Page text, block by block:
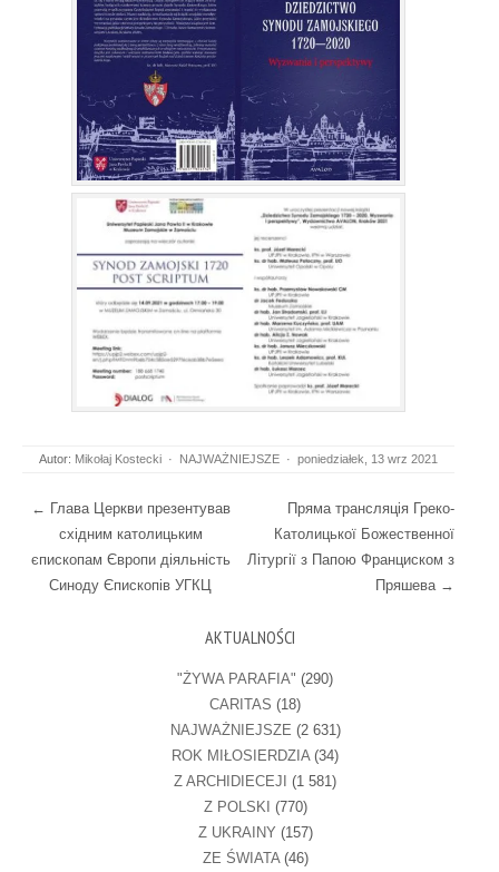
Autor: Mikołaj Kostecki · NAJWAŻNIEJSZE · poniedziałek, 13 wrz 2021
Post navigation
← Глава Церкви презентував
східним католицьким
єпископам Європи діяльність
Синоду Єпископів УГКЦ
Пряма трансляція Греко-
Католицької Божественної
Літургії з Папою Франциском з
Пряшева →
AKTUALNOŚCI
"ŻYWA PARAFIA" (290)
CARITAS (18)
NAJWAŻNIEJSZE (2 631)
ROK MIŁOSIERDZIA(34)
Z ARCHIDIECEJI (1 581)
Z POLSKI (770)
Z UKRAINY (157)
ZE ŚWIATA(46)